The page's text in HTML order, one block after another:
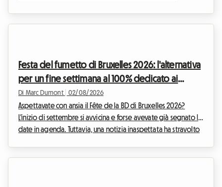
punto d'appoggio confortevole senza...
Festa del fumetto di Bruxelles 2026: l'alternativa
per un fine settimana al 100% dedicato ai
fumetti e alloggio economico su Roomlala
Di Marc Dumont 02/08/2026
Aspettavate con ansia il Fête de la BD di Bruxelles 2026?
L'inizio di settembre si avvicina e forse avevate già segnato le
date in agenda. Tuttavia, una notizia inaspettata ha stravolto